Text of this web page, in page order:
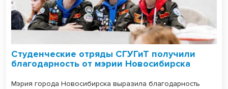
Студенческие отряды СГУГиТ получили
благодарность от мэрии Новосибирска
Мэрия города Новосибирска выразила благодарность